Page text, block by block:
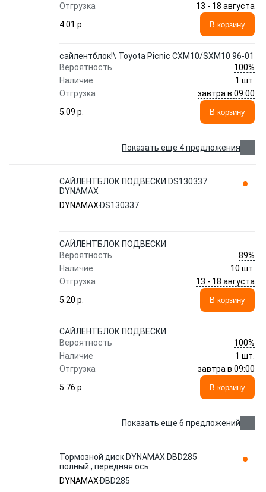
Отгрузка
13 - 18 августа
4.01 p.
В корзину
сайлентблок!\ Toyota Picnic CXM10/SXM10 96-01
Вероятность
100%
Наличие
1 шт.
Отгрузка
завтра в 09:00
5.09 p.
В корзину
Показать еще 4 предложения
САЙЛЕНТБЛОК ПОДВЕСКИ DS130337
DYNAMAX
DYNAMAX DS130337
САЙЛЕНТБЛОК ПОДВЕСКИ
Вероятность
89%
Наличие
10 шт.
Отгрузка
13 - 18 августа
5.20 p.
В корзину
САЙЛЕНТБЛОК ПОДВЕСКИ
Вероятность
100%
Наличие
1 шт.
Отгрузка
завтра в 09:00
5.76 p.
В корзину
Показать еще 6 предложений
Тормозной диск DYNAMAX DBD285
полный , передняя ось
DYNAMAX DBD285